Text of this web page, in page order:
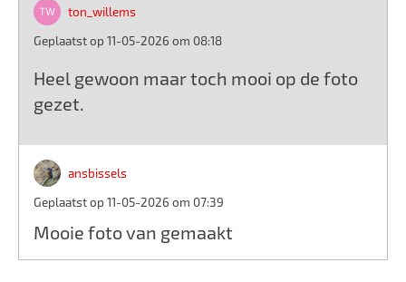
ton_willems
Geplaatst op 11-05-2026 om 08:18
Heel gewoon maar toch mooi op de foto
gezet.
ansbissels
Geplaatst op 11-05-2026 om 07:39
Mooie foto van gemaakt